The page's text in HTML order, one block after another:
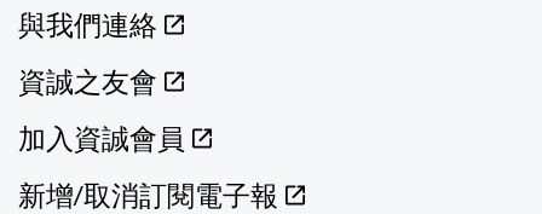
與我們連絡
資誠之友會
加入資誠會員
新增/取消訂閱電子報